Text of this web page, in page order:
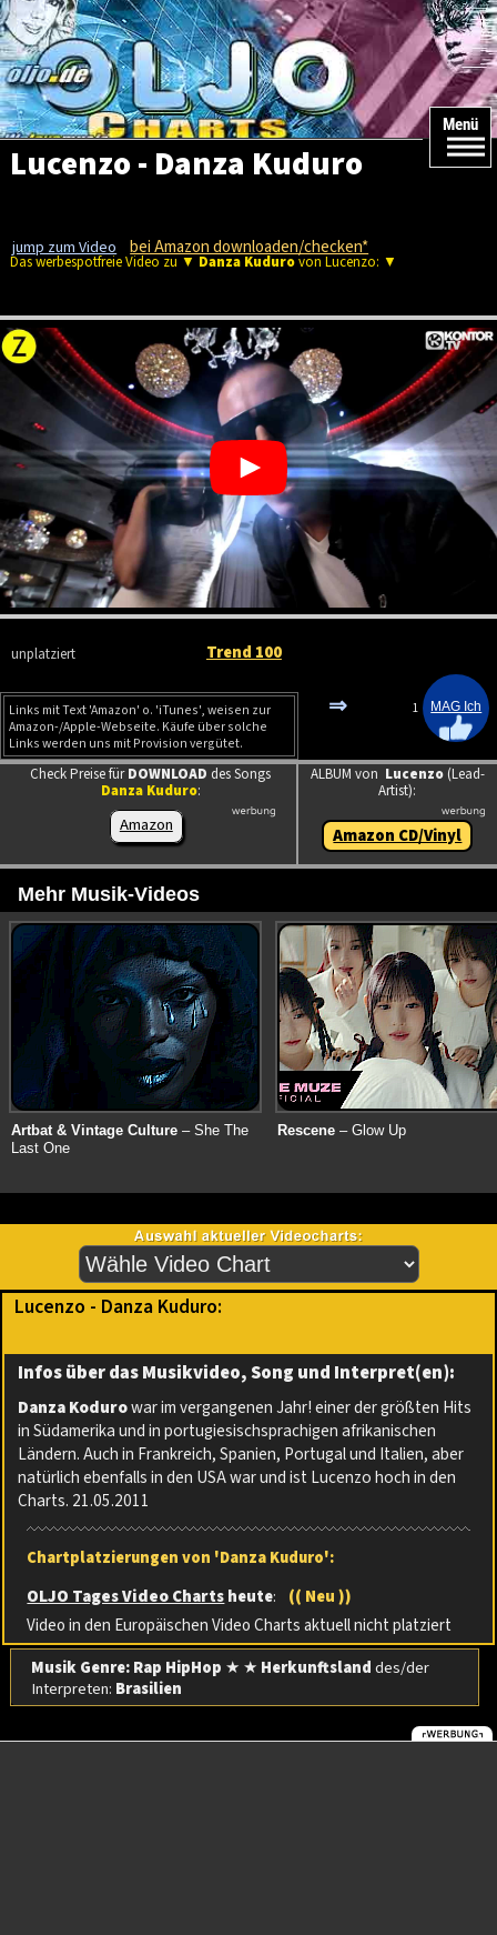
Menü
Lucenzo - Danza Kuduro
jump zum Video bei Amazon downloaden/checken*
Das werbespotfreie Video zu ▼ Danza Kudurovon Lucenzo: ▼
unplatziert Trend 100
Links mit Text 'Amazon' o. 'iTunes', weisen zur
Amazon-/Apple-Webseite. Käufe über solche
Links werden uns mit Provision vergütet.
⇒ 1
Check Preise fürDOWNLOAD des Songs
Danza Kuduro:
Amazon
ALBUM von Lucenzo(Lead-
Artist):
Amazon CD/Vinyl
Mehr Musik-Videos
Artbat & Vintage Culture – She The
Last One
Rescene – Glow Up
Lucenzo - Danza Kuduro:
Infos über das Musikvideo, Song und Interpret(en):
Danza Kodurowar im vergangenen Jahr! einer der größten Hits
in Südamerika und in portugiesischsprachigen afrikanischen
Ländern. Auch in Frankreich, Spanien, Portugal und Italien, aber
natürlich ebenfalls in den USA war und ist Lucenzo hoch in den
Charts. 21.05.2011
Chartplatzierungen von 'Danza Kuduro':
OLJO Tages Video Chartsheute:
(( Neu ))
Video in den Europäischen Video Charts aktuell nicht platziert
Musik Genre: Rap HipHop ★ ★ Herkunftslanddes/der
Interpreten: Brasilien